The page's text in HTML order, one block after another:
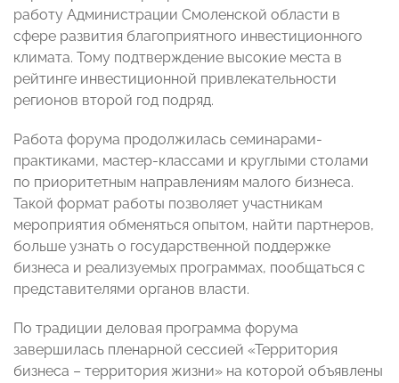
работу Администрации Смоленской области в
сфере развития благоприятного инвестиционного
климата. Тому подтверждение высокие места в
рейтинге инвестиционной привлекательности
регионов второй год подряд.
Работа форума продолжилась семинарами-
практиками, мастер-классами и круглыми столами
по приоритетным направлениям малого бизнеса.
Такой формат работы позволяет участникам
мероприятия обменяться опытом, найти партнеров,
больше узнать о государственной поддержке
бизнеса и реализуемых программах, пообщаться с
представителями органов власти.
По традиции деловая программа форума
завершилась пленарной сессией «Территория
бизнеса – территория жизни» на которой объявлены